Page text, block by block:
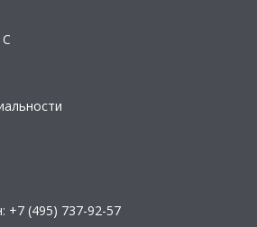
+7 (495) 737-92-57